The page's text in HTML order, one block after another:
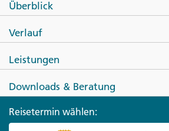
Das meiste
Thailand,
Überblick
Verlauf
Leistungen
Downloads & Beratung
Reisetermin wählen: